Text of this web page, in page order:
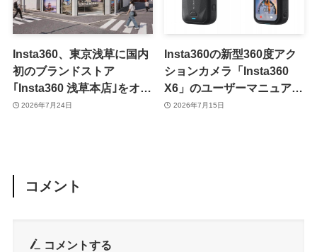
Insta360、東京浅草に国内
初のブランドストア
｢Insta360 浅草本店｣をオー
プンへ ｰ オープン当日には
2026年7月24日
Insta360の新型360度アク
ションカメラ「Insta360
X6」のユーザーマニュアル
が流出 ｰ 更なる仕様が明ら
2026年7月15日
コメント
コメントする